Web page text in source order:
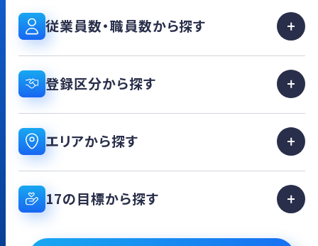
従業員数・職員数から探す
登録区分から探す
エリアから探す
17の目標から探す